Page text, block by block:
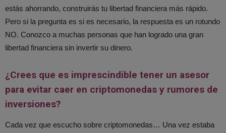
estás ahorrando, construirás tu libertad financiera más rápido.
Pero si la pregunta es si es necesario, la respuesta es un rotundo
NO. Conozco a muchas personas que han logrado una gran
libertad financiera sin invertir su dinero.
¿Crees que es imprescindible tener un asesor
para evitar caer en criptomonedas y rumores de
inversiones?
Cada vez que escucho sobre criptomonedas… Una vez estaba